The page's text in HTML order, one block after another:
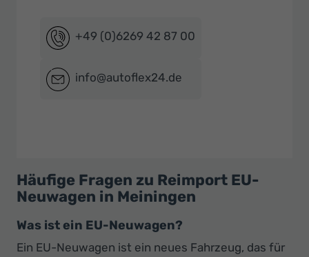
+49 (0)6269 42 87 00
info@autoflex24.de
Häufige Fragen zu Reimport EU-
Neuwagen in Meiningen
Was ist ein EU-Neuwagen?
Ein EU-Neuwagen ist ein neues Fahrzeug, das für